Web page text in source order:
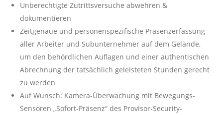
Unberechtigte Zutrittsversuche abwehren &
dokumentieren
Zeitgenaue und personenspezifische Präsenzerfassung
aller Arbeiter und Subunternehmer auf dem Gelände,
um den behördlichen Auflagen und einer authentischen
Abrechnung der tatsächlich geleisteten Stunden gerecht
zu werden
Auf Wunsch: Kamera-Überwachung mit Bewegungs-
Sensoren „Sofort-Präsenz“ des Provisor-Security-